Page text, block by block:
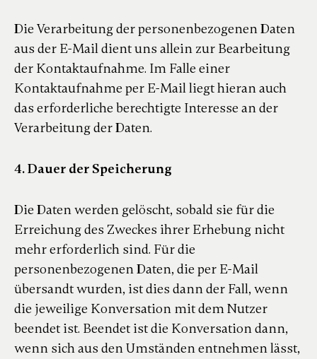
Die Verarbeitung der personenbezogenen Daten
aus der E-Mail dient uns allein zur Bearbeitung
der Kontaktaufnahme. Im Falle einer
Kontaktaufnahme per E-Mail liegt hieran auch
das erforderliche berechtigte Interesse an der
Verarbeitung der Daten.
4. Dauer der Speicherung
Die Daten werden gelöscht, sobald sie für die
Erreichung des Zweckes ihrer Erhebung nicht
mehr erforderlich sind. Für die
personenbezogenen Daten, die per E-Mail
übersandt wurden, ist dies dann der Fall, wenn
die jeweilige Konversation mit dem Nutzer
beendet ist. Beendet ist die Konversation dann,
wenn sich aus den Umständen entnehmen lässt,